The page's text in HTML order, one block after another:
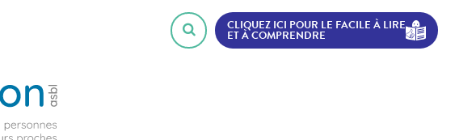
CLIQUEZ ICI POUR LE FACILE À LIRE
ET À COMPRENDRE